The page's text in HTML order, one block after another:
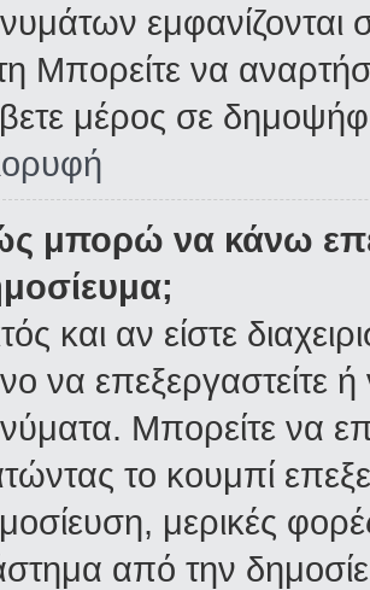
Μπορείτε να
μέρος σε
μπορώ να κάνω
και αν είστε
να επεξεργαστείτε
Μπορείτε να
το κουμπί
μερικές
από την